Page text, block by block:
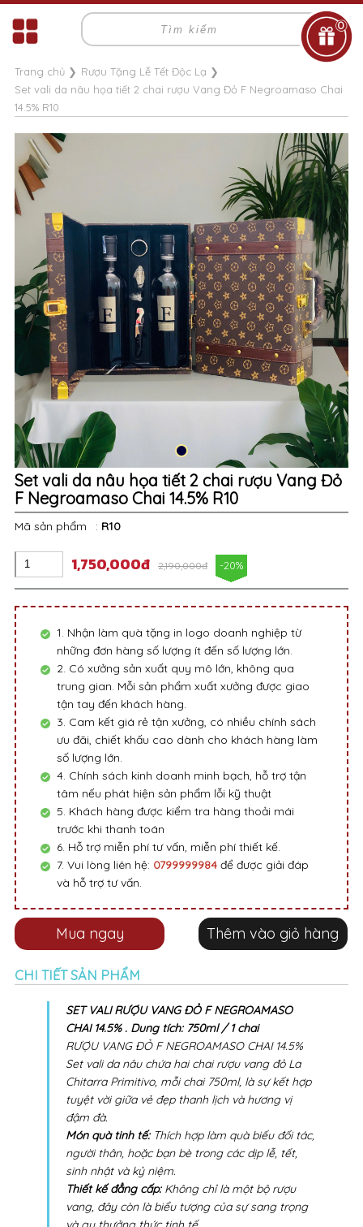
0
Trang chủ❯ Rượu Tặng Lễ Tết Độc Lạ ❯
Set vali da nâu họa tiết 2 chai rượu Vang Đỏ F Negroamaso Chai
14.5% R10
Set vali da nâu họa tiết 2 chai rượu Vang Đỏ
F Negroamaso Chai 14.5% R10
Mã sản phẩm : R10
1,750,000đ 2,190,000đ -20%
1. Nhận làm quà tặng in logo doanh nghiệp từ
những đơn hàng số lượng ít đến số lượng lớn.
2. Có xưởng sản xuất quy mô lớn, không qua
trung gian. Mỗi sản phẩm xuất xưởng được giao
tận tay đến khách hàng.
3. Cam kết giá rẻ tận xưởng, có nhiều chính sách
ưu đãi, chiết khấu cao dành cho khách hàng làm
số lượng lớn.
4. Chính sách kinh doanh minh bạch, hỗ trợ tận
tâm nếu phát hiện sản phẩm lỗi kỹ thuật
5. Khách hàng được kiểm tra hàng thoải mái
trước khi thanh toán
6. Hỗ trợ miễn phí tư vấn, miễn phí thiết kế.
7. Vui lòng liên hệ: 0799999984 để được giải đáp
và hỗ trợ tư vấn.
Thêm vào giỏ hàng
Mua ngay
CHI TIẾT SẢN PHẨM
SET VALI RƯỢU VANG ĐỎ F NEGROAMASO
CHAI 14.5% . Dung tích: 750ml / 1 chai
RƯỢU VANG ĐỎ F NEGROAMASO CHAI 14.5%
Set vali da nâu chứa hai chai rượu vang đỏ La
Chitarra Primitivo, mỗi chai 750ml, là sự kết hợp
tuyệt vời giữa vẻ đẹp thanh lịch và hương vị
đậm đà.
Món quà tinh tế:Thích hợp làm quà biếu đối tác,
người thân, hoặc bạn bè trong các dịp lễ, tết,
sinh nhật và kỷ niệm.
Thiết kế đẳng cấp:Không chỉ là một bộ rượu
vang, đây còn là biểu tượng của sự sang trọng